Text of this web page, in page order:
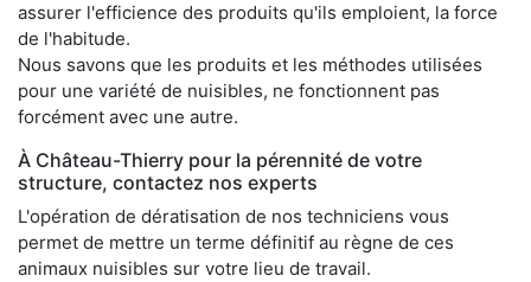
assurer l'efficience des produits qu'ils emploient, la force
de l'habitude.
Nous savons que les produits et les méthodes utilisées
pour une variété de nuisibles, ne fonctionnent pas
forcément avec une autre.
À Château-Thierry pour la pérennité de votre
structure, contactez nos experts
L'opération de dératisation de nos techniciens vous
permet de mettre un terme définitif au règne de ces
animaux nuisibles sur votre lieu de travail.